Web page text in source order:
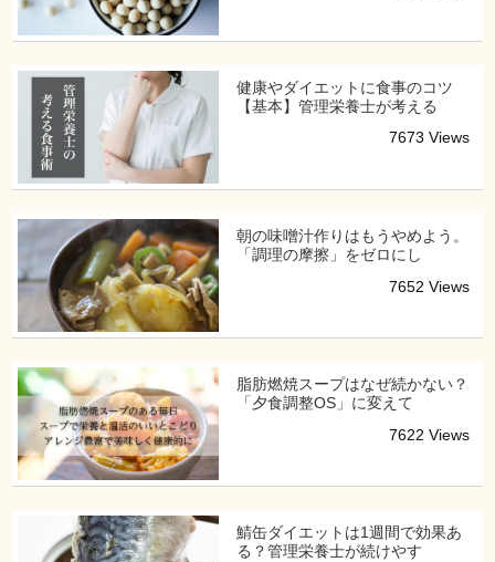
健康やダイエットに食事のコツ
【基本】管理栄養士が考える
7673 Views
朝の味噌汁作りはもうやめよう。
「調理の摩擦」をゼロにし
7652 Views
脂肪燃焼スープはなぜ続かない？
「夕食調整OS」に変えて
7622 Views
鯖缶ダイエットは1週間で効果あ
る？管理栄養士が続けやす